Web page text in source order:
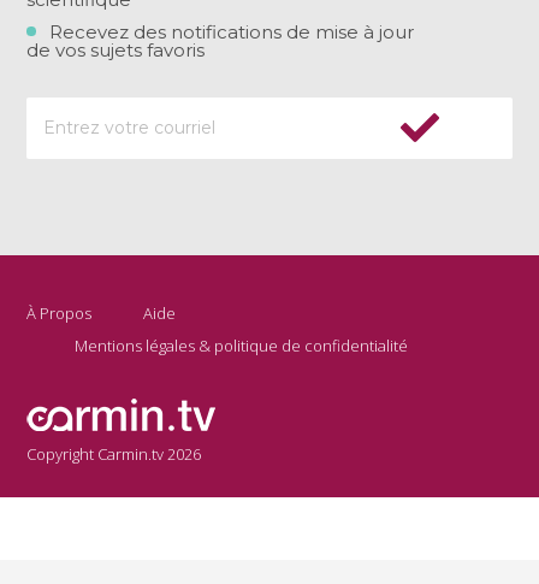
Recevez des notifications de mise à jour
de vos sujets favoris
À Propos
Aide
Mentions légales & politique de confidentialité
Copyright Carmin.tv 2026